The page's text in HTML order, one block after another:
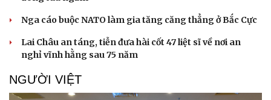
Nga cáo buộc NATO làm gia tăng căng thẳng ở Bắc Cực
Lai Châu an táng, tiễn đưa hài cốt 47 liệt sĩ về nơi an
nghỉ vĩnh hằng sau 75 năm
NGƯỜI VIỆT